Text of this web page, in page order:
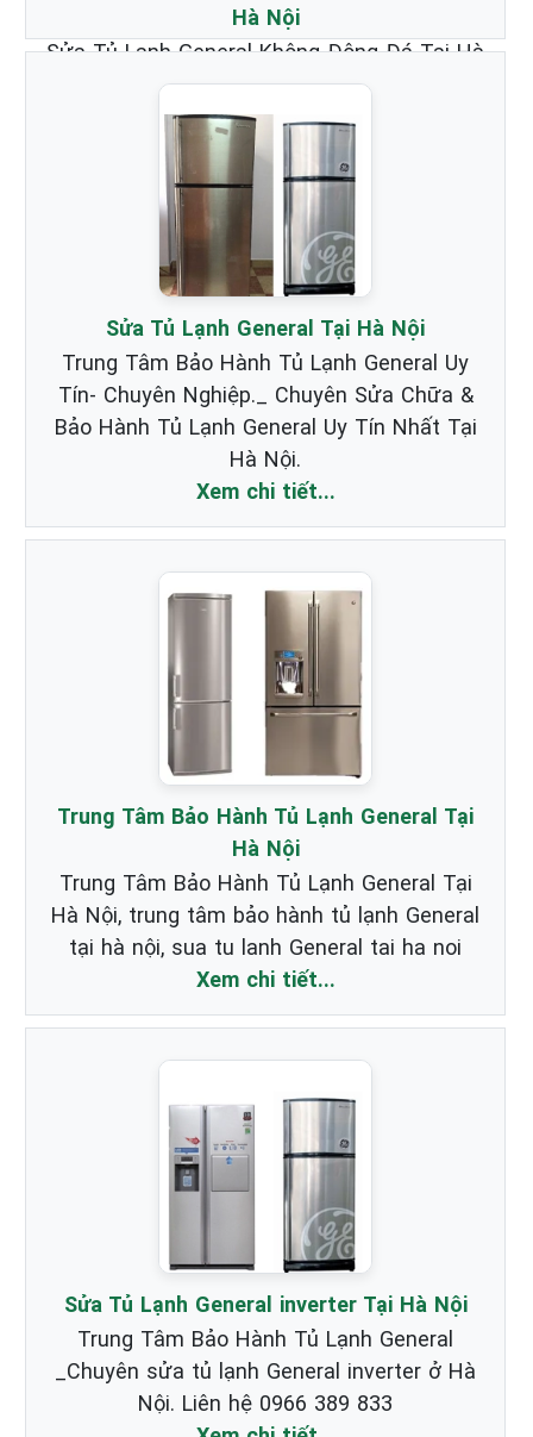
Hà Nội
Sửa Tủ Lạnh General Không Đông Đá Tại Hà
Nội _ Chuyên nhận Bảo Hành & Sửa Chữa
Tủ Lạnh Hãng General chất lượng nhất.
Xem chi tiết...
Sửa Tủ Lạnh General Tại Hà Nội
Trung Tâm Bảo Hành Tủ Lạnh General Uy
Tín- Chuyên Nghiệp._ Chuyên Sửa Chữa &
Bảo Hành Tủ Lạnh General Uy Tín Nhất Tại
Hà Nội.
Xem chi tiết...
Trung Tâm Bảo Hành Tủ Lạnh General Tại
Hà Nội
Trung Tâm Bảo Hành Tủ Lạnh General Tại
Hà Nội, trung tâm bảo hành tủ lạnh General
tại hà nội, sua tu lanh General tai ha noi
Xem chi tiết...
Sửa Tủ Lạnh General inverter Tại Hà Nội
Trung Tâm Bảo Hành Tủ Lạnh General
_Chuyên sửa tủ lạnh General inverter ở Hà
Nội. Liên hệ 0966 389 833